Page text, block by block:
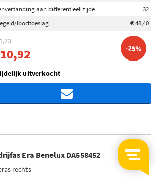
aan differentieel zijde
32
loodtoeslag
€ 48,40
-25%
uitverkocht
Era Benelux DA558452
rechts